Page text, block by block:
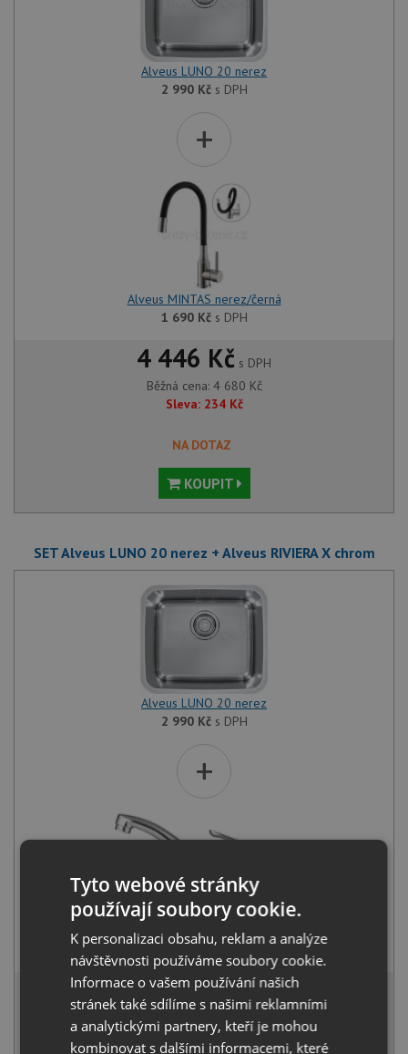
Alveus LUNO 20 nerez
2 990 Kčs DPH
+
Alveus MINTAS nerez/černá
1 690 Kčs DPH
4 446 Kč s DPH
Běžná cena: 4 680 Kč
Sleva: 234 Kč
NA DOTAZ
KOUPIT
SET Alveus LUNO 20 nerez + Alveus RIVIERA X chrom
Alveus LUNO 20 nerez
2 990 Kčs DPH
+
Alveus RIVIERA X chrom
1 030 Kčs DPH
3 819 Kč s DPH
Běžná cena:
4 020 Kč
Sleva: 201 Kč
Tyto webové stránky
používají soubory cookie.
K personalizaci obsahu, reklam a analýze
návštěvnosti používáme soubory cookie.
Informace o vašem používání našich
stránek také sdílíme s našimi reklamními
a analytickými partnery, kteří je mohou
kombinovat s dalšími informacemi, které